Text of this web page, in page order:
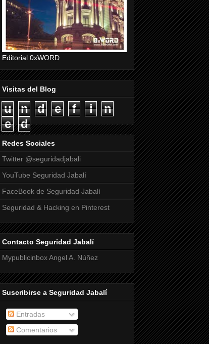
Editorial 0xWORD
Visitas del Blog
u n d e f i
n
e
d
Redes Sociales
Twitter @seguridadjabali
YouTube Seguridad Jabalí
FaceBook de Seguridad Jabalí
Seguridad & Hacking en Pinterest
Contacto Seguridad Jabalí
Mypublicinbox Angel A. Núñez
Suscribirse a Seguridad Jabalí
Entradas
Comentarios